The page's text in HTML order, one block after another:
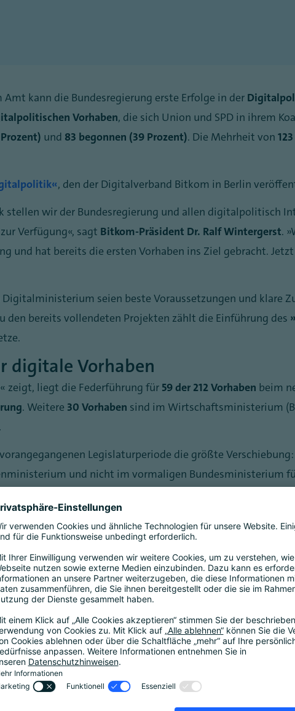
Amt kann die Bundesregierung erste Erfolge in der
Vorhaben, die sich Union und SPD in ihrem
und 83 begonnen (39 Prozent). Die Mehrheit von
, den der Digitalverband Bitkom in Berlin
wir der Bundesregierung und allen digitalpolitisch
Verfügung“, sagt Bitkom-Präsident Dr. Ralf Wintergerst.
und hat bereits die ersten Vorhaben ins Ziel gebracht.
seien beste Voraussetzungen und klare
bereits vollendeten Projekten zählt die Einführung des
digitale Vorhaben
liegt die Federführung für 59 der 212 Vorhaben beim
. Weitere 30 Vorhaben sind im Wirtschaftsministerium
Legislaturperiode die größte
und nicht im vormaligen Bundesministerium
Forschung sowie für Wirtschaft und Klimaschutz
als das Haus von Volker Wissing.
für Digitalpolitik haben die Umsetzung in den
anders. Dennoch bleibt Digitalisierung eine
Forschung, Technologie und Raumfahrt von Ministerin
für Justiz und Verbraucherschutz.
der Digitalpolitik
regelmäßig den Umsetzungsstand der insgesamt
Vorhaben werden nach ihrem Umsetzungsstand sowie